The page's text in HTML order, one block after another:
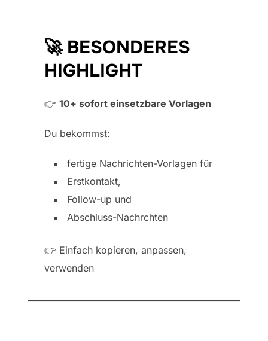
🚀 BESONDERES
HIGHLIGHT
👉10+ sofort einsetzbare Vorlagen
Du bekommst:
fertige Nachrichten-Vorlagen für
Erstkontakt,
Follow-up und
Abschluss-Nachrchten
👉 Einfach kopieren, anpassen,
verwenden